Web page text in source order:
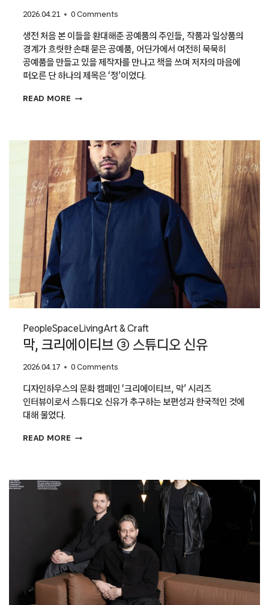
2026.04.21 0 Comments
생전 처음 본 이들을 환대해준 공예품의 주인들, 작품과 일상품의
경계가 흐릿한 손때 묻은 공예품, 어딘가에서 여전히 묵묵히
공예품을 만들고 있을 제작자를 만나고 책을 쓰며 저자의 마음에
떠오른 단 하나의 제목은 ‘정’이었다.
READ MORE 한국
175점을
망라한
비주얼
북,
〈정〉
PeopleSpaceLivingArt & Craft
막, 크리에이티브 ③ 스튜디오 신유
2026.04.17 0 Comments
디자인하우스의 문화 캠페인 ‘크리에이티브, 막’ 시리즈
인터뷰이로서 스튜디오 신유가 추구하는 보편성과 한국적인 것에
대해 물었다.
READ MORE 막,
신유